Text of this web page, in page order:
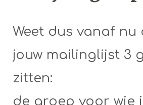
Weet dus vanaf
jouw mailinglijst 3
zitten:
de groep voor wie